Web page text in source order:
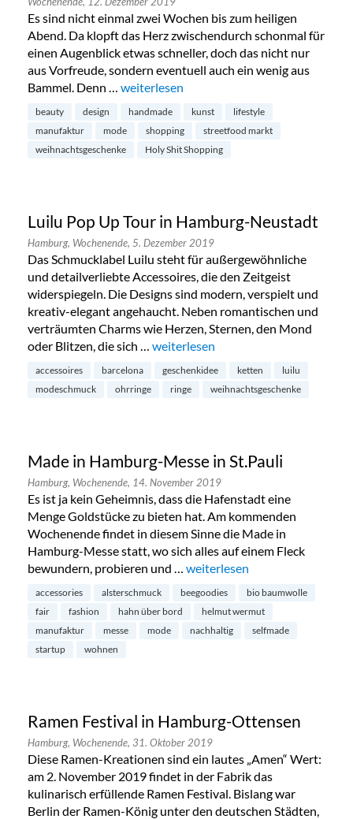
Es sind nicht einmal zwei Wochen bis zum heiligen
Abend. Da klopft das Herz zwischendurch schonmal für
einen Augenblick etwas schneller, doch das nicht nur
aus Vorfreude, sondern eventuell auch ein wenig aus
Bammel. Denn … „Holy Shit Shopping im Karolinenviertel“
weiterlesen
beauty design handmade kunst
lifestyle
manufaktur
mode shopping
streetfood markt
weihnachtsgeschenke
Holy Shit Shopping
Luilu Pop Up Tour in Hamburg-Neustadt
Hamburg, Wochenende, 5. Dezember 2019
Das Schmucklabel Luilu steht für außergewöhnliche
und detailverliebte Accessoires, die den Zeitgeist
widerspiegeln. Die Designs sind modern, verspielt und
kreativ-elegant angehaucht. Neben romantischen und
verträumten Charms wie Herzen, Sternen, den Mond
oder Blitzen, die sich … „Luilu Pop Up Tour in Hamburg-
weiterlesen
accessoires barcelona geschenkidee ketten
luilu
modeschmuck
ohrringe ringe weihnachtsgeschenke
Made in Hamburg-Messe in St.Pauli
Hamburg, Wochenende, 14. November 2019
Es ist ja kein Geheimnis, dass die Hafenstadt eine
Menge Goldstücke zu bieten hat. Am kommenden
Wochenende findet in diesem Sinne die Made in
Hamburg-Messe statt, wo sich alles auf einem Fleck
bewundern, probieren und … „Made in Hamburg-Messe in
weiterlesen
accessories alsterschmuck beegoodies
bio baumwolle
fair
fashion hahn über bord
helmut wermut
manufaktur
messe mode nachhaltig
selfmade
startup
wohnen
Ramen Festival in Hamburg-Ottensen
Hamburg, Wochenende, 31. Oktober 2019
Diese Ramen-Kreationen sind ein lautes „Amen“ Wert:
am 2. November 2019 findet in der Fabrik das
kulinarisch erfüllende Ramen Festival. Bislang war
Berlin der Ramen-König unter den deutschen Städten,